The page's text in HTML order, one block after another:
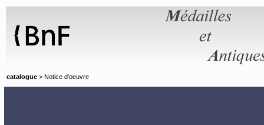
catalogue > Notice d'oeuvre